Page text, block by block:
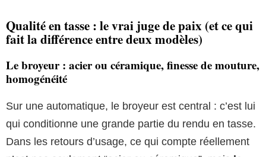
Qualité en tasse : le vrai juge de paix (et ce qui
fait la différence entre deux modèles)
Le broyeur : acier ou céramique, finesse de mouture,
homogénéité
Sur une automatique, le broyeur est central : c’est lui
qui conditionne une grande partie du rendu en tasse.
Dans les retours d’usage, ce qui compte réellement